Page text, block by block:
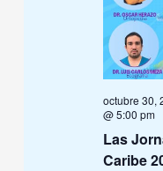
Las
Caribe
octubre 30,
@ 5:00 pm